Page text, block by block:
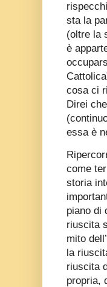
sta la
(oltre la
è
cosa ci
Direi
essa è
come
storia
piano di
riuscita
mito
la
riuscita
propria,